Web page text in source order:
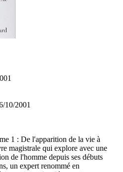
10/2001
1 : De l'apparition de la vie à
magistrale qui explore avec une
de l'homme depuis ses débuts
un expert renommé en